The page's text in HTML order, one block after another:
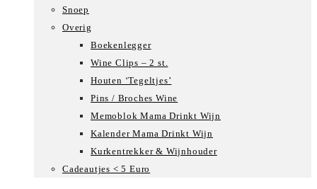
Snoep
Overig
Boekenlegger
Wine Clips – 2 st.
Houten ‘Tegeltjes’
Pins / Broches Wine
Memoblok Mama Drinkt Wijn
Kalender Mama Drinkt Wijn
Kurkentrekker & Wijnhouder
Cadeautjes < 5 Euro